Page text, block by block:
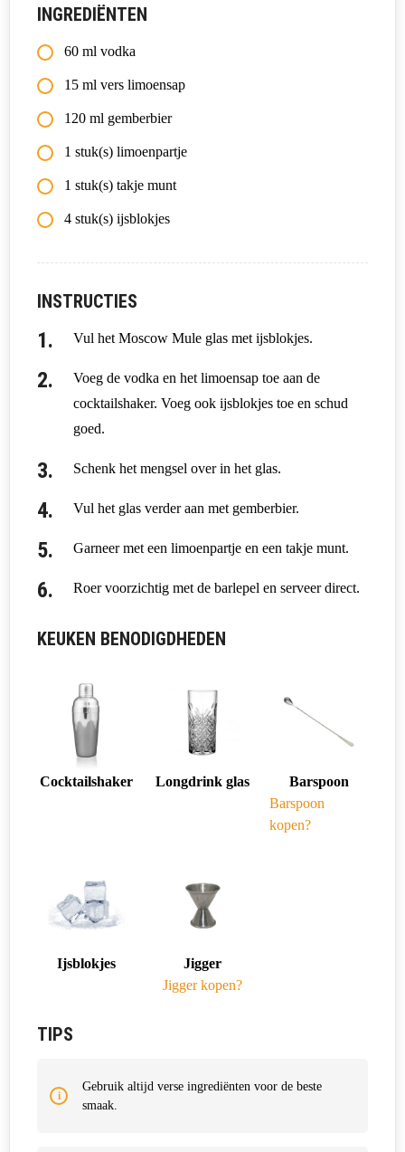
INGREDIËNTEN
60 ml vodka
15 ml vers limoensap
120 ml gemberbier
1 stuk(s) limoenpartje
1 stuk(s) takje munt
4 stuk(s) ijsblokjes
INSTRUCTIES
Vul het Moscow Mule glas met ijsblokjes.
Voeg de vodka en het limoensap toe aan de
cocktailshaker. Voeg ook ijsblokjes toe en schud
goed.
Schenk het mengsel over in het glas.
Vul het glas verder aan met gemberbier.
Garneer met een limoenpartje en een takje munt.
Roer voorzichtig met de barlepel en serveer direct.
KEUKEN BENODIGDHEDEN
Cocktailshaker Longdrink glas
Barspoon
Barspoon
kopen?
Ijsblokjes
Jigger
Jigger kopen?
TIPS
Gebruik altijd verse ingrediënten voor de beste
smaak.